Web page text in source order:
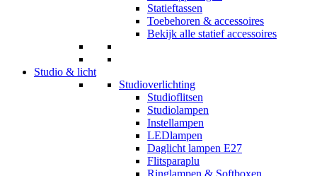
Statieftassen
Toebehoren & accessoires
Bekijk alle statief accessoires
Studio & licht
Studioverlichting
Studioflitsen
Studiolampen
Instellampen
LEDlampen
Daglicht lampen E27
Flitsparaplu
Ringlampen & Softboxen